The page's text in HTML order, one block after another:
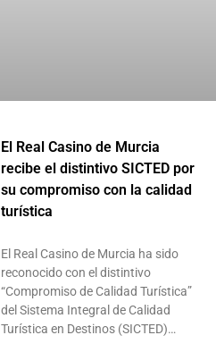
El Real Casino de Murcia
recibe el distintivo SICTED por
su compromiso con la calidad
turística
El Real Casino de Murcia ha sido
reconocido con el distintivo
“Compromiso de Calidad Turística”
del Sistema Integral de Calidad
Turística en Destinos (SICTED)…